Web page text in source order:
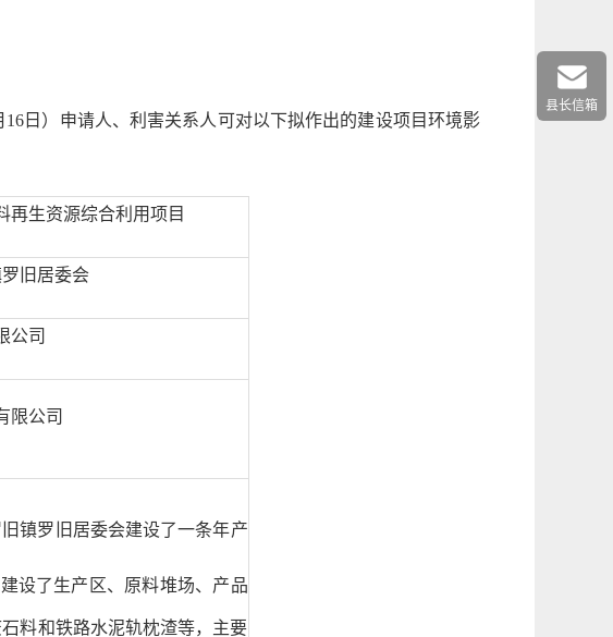
16日 ）申请人、利害关系人可对以下拟作出的建设项目环境影
再生资源综合利用项目
旧居委会
公司
限公司
镇罗旧居委会建设了一条年产
设了生产区、原料堆场、产品
料和铁路水泥轨枕渣等，主要
县长信箱